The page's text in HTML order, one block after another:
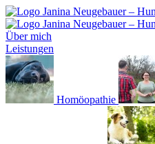
Über mich
Leistungen
Homöopathie